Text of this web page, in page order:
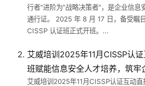
行者"进阶为"战略决策者"，是企业信息
通行证。 2025 年 8 月 17 日，备受瞩
CISSP 认证班正式开班。...
艾威培训2025年11月CISSP认
班赋能信息安全人才培养，筑牢
艾威培训2025年11月CISSP认证互动